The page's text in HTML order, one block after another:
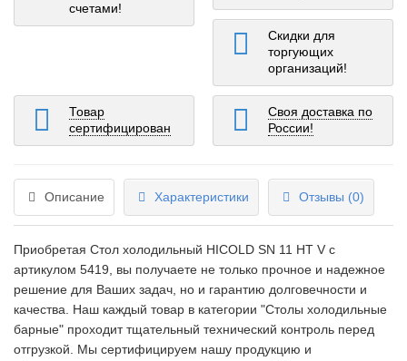
счетами!
Скидки для
торгующих
организаций!
Товар
сертифицирован
Своя доставка по
России!
Описание Характеристики Отзывы (0)
Приобретая Стол холодильный HICOLD SN 11 HT V c
артикулом 5419, вы получаете не только прочное и надежное
решение для Ваших задач, но и гарантию долговечности и
качества. Наш каждый товар в категории "Столы холодильные
барные" проходит тщательный технический контроль перед
отгрузкой. Мы сертифицируем нашу продукцию и